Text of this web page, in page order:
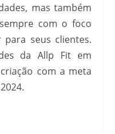
mas também
com o foco
seus clientes.
da Allp Fit em
com a meta